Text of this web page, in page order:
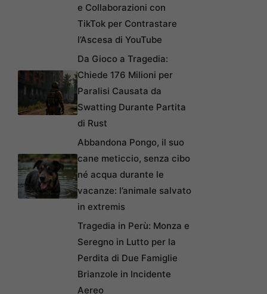
e Collaborazioni con
TikTok per Contrastare
l’Ascesa di YouTube
Da Gioco a Tragedia:
Chiede 176 Milioni per
Paralisi Causata da
Swatting Durante Partita
di Rust
Abbandona Pongo, il suo
cane meticcio, senza cibo
né acqua durante le
vacanze: l’animale salvato
in extremis
Tragedia in Perù: Monza e
Seregno in Lutto per la
Perdita di Due Famiglie
Brianzole in Incidente
Aereo